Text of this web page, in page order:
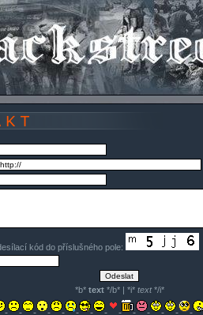
kód do příslušného pole:
*b* text*/b* | *i* text*/i*